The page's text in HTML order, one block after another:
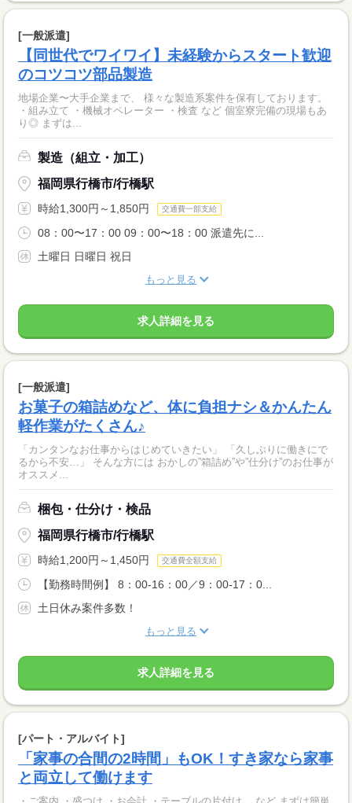
[一般派遣]
【同世代でワイワイ】未経験からスタート歓迎
のコツコツ部品製造
地場企業〜大手企業まで、 様々な製造系案件を保有しております。
・組み立て ・機械オペレーター ・検査 など 個室寮完備の現場もあ
り◎ まずは...
製造（組立・加工）
福岡県行橋市/行橋駅
時給1,300円～1,850円 交通費一部支給
08：00〜17：00 09：00〜18：00 派遣先に...
土曜日 日曜日 祝日
もっと見る
求人詳細を見る
[一般派遣]
お菓子の箱詰めなど、体に負担ナシ＆かんたん
軽作業がたくさん♪
「カンタンなお仕事からはじめていきたい」 「久しぶりに働きにで
るから不安…」 そんな方には おかしの”箱詰め”や”仕分け”のお仕事が
オススメ...
梱包・仕分け・検品
福岡県行橋市/行橋駅
時給1,200円～1,450円 交通費全額支給
【勤務時間例】 8：00-16：00／9：00-17：0...
土日休み案件多数！
もっと見る
求人詳細を見る
[パート・アルバイト]
「家事の合間の2時間」もOK！すき家なら家事
と両立して働けます